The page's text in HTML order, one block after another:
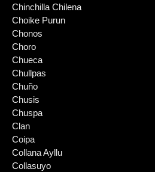
Chinchilla Chilena
Choike Purun
Chonos
Choro
Chueca
Chullpas
Chuño
Chusis
Chuspa
Clan
Coipa
Collana Ayllu
Collasuyo